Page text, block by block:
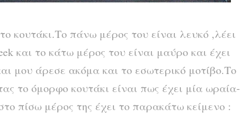
κουτάκι.Το πάνω μέρος του είναι λευκό ,λέει
και το κάτω μέρος του είναι μαύρο και έχει
μου άρεσε ακόμα και το εσωτερικό μοτίβο.Το
το όμορφο κουτάκι είναι πως έχει μία ωραία-
πίσω μέρος της έχει το παρακάτω κείμενο :